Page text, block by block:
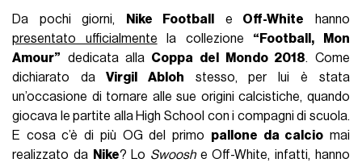
Da pochi giorni, Nike Football e Off-White hanno
presentato ufficialmente la collezione “Football, Mon
Amour” dedicata alla Coppa del Mondo 2018. Come
dichiarato daVirgil Abloh stesso, per lui è stata
un’occasione di tornare alle sue origini calcistiche, quando
giocava le partite alla High School con i compagni di scuola.
E cosa c’è di più OG del primo pallone da calcio mai
realizzato da Nike? Lo Swooshe Off-White, infatti, hanno